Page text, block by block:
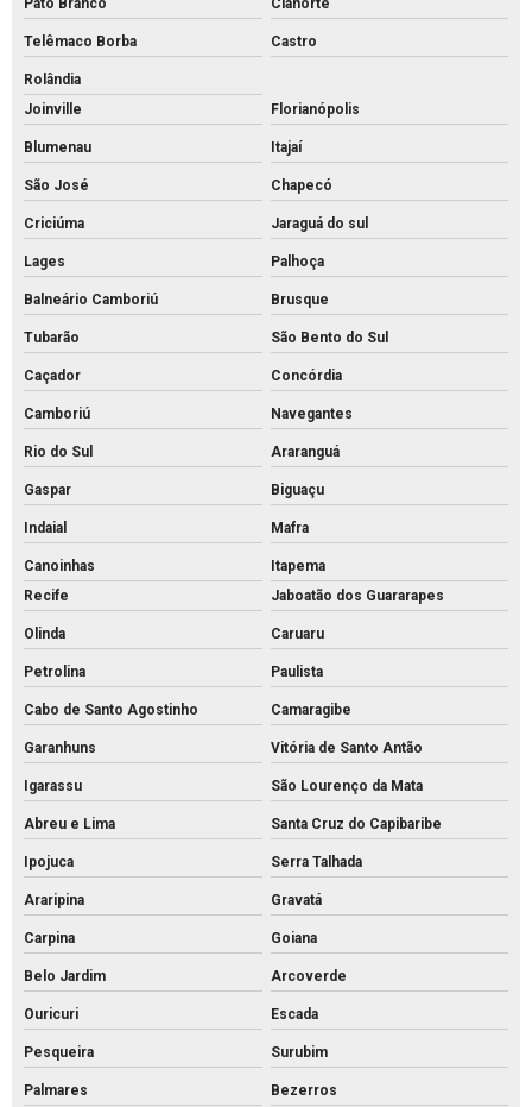
Preço de bloco intertravado de concreto
Preço do piso intertravado
Preço de piso intertravado de concreto
Pvs artefatos de concreto
Pvs concreto preço
Pvs concreto rs
Pvs concreto valor
Pvs concreto
Tijolo de concreto para calçada
Tijolo de concreto vazado
Tijolo de concreto
Tubo de concreto 400mm
Tubo de concreto de 40cm preço
Tubo de concreto preço
Tubo de concreto valor
Venda de bloquete para calçada
Telêmaco Borba Castro
Rolândia
Joinville
Florianópolis
Blumenau Itajaí
São José Chapecó
Criciúma Jaraguá do sul
Lages Palhoça
Balneário Camboriú Brusque
Tubarão São Bento do Sul
Caçador Concórdia
Camboriú Navegantes
Rio do Sul Araranguá
Gaspar Biguaçu
Indaial Mafra
Canoinhas
Itapema
Recife
Jaboatão dos Guararapes
Olinda Caruaru
Petrolina Paulista
Cabo de Santo Agostinho Camaragibe
Garanhuns Vitória de Santo Antão
Igarassu São Lourenço da Mata
Abreu e Lima Santa Cruz do Capibaribe
Ipojuca Serra Talhada
Araripina Gravatá
Carpina Goiana
Belo Jardim Arcoverde
Ouricuri Escada
Pesqueira Surubim
Palmares
Bezerros